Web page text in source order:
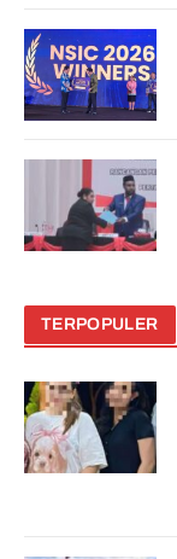
TERPOPULER